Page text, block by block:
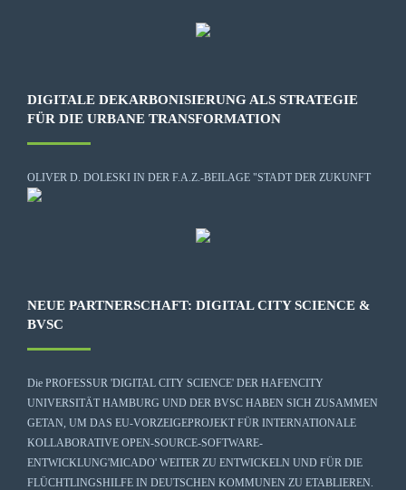
DIGITALE DEKARBONISIERUNG ALS STRATEGIE
FÜR DIE URBANE TRANSFORMATION
OLIVER D. DOLESKI IN DER F.A.Z.-BEILAGE "STADT DER ZUKUNFT
NEUE PARTNERSCHAFT: DIGITAL CITY SCIENCE &
BVSC
Die PROFESSUR 'DIGITAL CITY SCIENCE' DER HAFENCITY
UNIVERSITÄT HAMBURG UND DER BVSC HABEN SICH ZUSAMMEN
GETAN, UM DAS EU-VORZEIGEPROJEKT FÜR INTERNATIONALE
KOLLABORATIVE OPEN-SOURCE-SOFTWARE-
ENTWICKLUNG'MICADO' WEITER ZU ENTWICKELN UND FÜR DIE
FLÜCHTLINGSHILFE IN DEUTSCHEN KOMMUNEN ZU ETABLIEREN.